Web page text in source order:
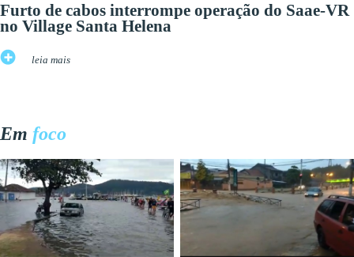
Furto de cabos interrompe operação do Saae-VR
no Village Santa Helena
leia mais
Em foco